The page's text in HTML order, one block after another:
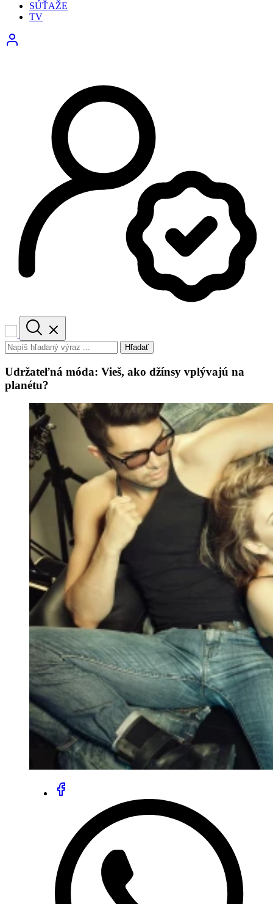
SÚŤAŽE
TV
Hľadať
Udržateľná móda: Vieš, ako džínsy vplývajú na
planétu?